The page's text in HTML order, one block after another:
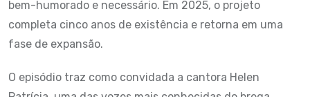
bem-humorado e necessário. Em 2025, o projeto
completa cinco anos de existência e retorna em uma
fase de expansão.
O episódio traz como convidada a cantora Helen